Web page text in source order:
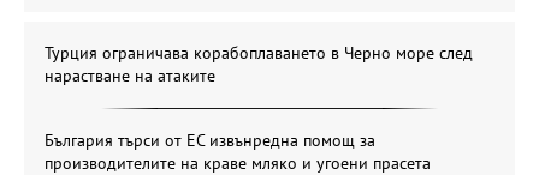
Турция ограничава корабоплаването в Черно море след
нарастване на атаките
България търси от ЕС извънредна помощ за
производителите на краве мляко и угоени прасета